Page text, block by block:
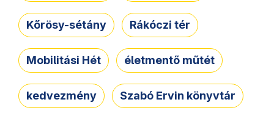
Kőrösy-sétány Rákóczi tér
Mobilitási Hét életmentő műtét
kedvezmény Szabó Ervin könyvtár